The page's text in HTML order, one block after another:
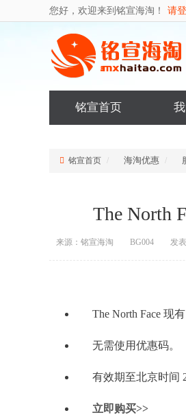
您好，欢迎来到铭宣海淘！ 请
铭宣首页
铭宣首页 海淘优惠
The North
来源：铭宣海淘 BG004 发
The North Face 现
无需使用优惠码。
有效期至北京时间
立即购买>>